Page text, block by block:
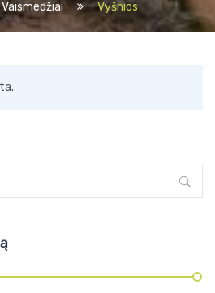
Vaismedžiai Vyšnios